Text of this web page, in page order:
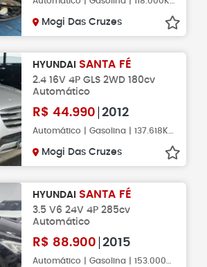
Mogi Das Cruzes
HYUNDAI SANTA FÉ
2.4 16V 4P GLS 2WD 180cv
Automático
R$ 44.990 2012
Mogi Das Cruzes
HYUNDAI SANTA FÉ
3.5 V6 24V 4P 285cv
Automático
R$ 88.900 2015